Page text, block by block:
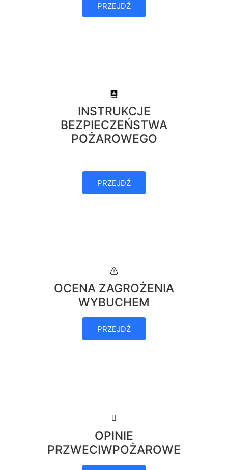
PRZEJDŹ
INSTRUKCJE
BEZPIECZEŃSTWA
POŻAROWEGO
PRZEJDŹ
OCENA ZAGROŻENIA
WYBUCHEM
PRZEJDŹ
OPINIE
PRZWECIWPOŻAROWE